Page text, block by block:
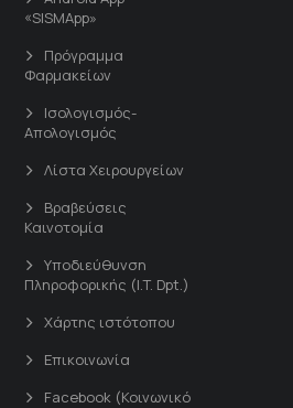
«SISMApp»
Πρόγραμμα
Φαρμακείων
Ισολογισμός-
Απολογισμός
Λίστα Χειρουργείων
Βραβεύσεις
Καινοτομία
Υποδιεύθυνση
Πληροφορικής (I.T. Dpt.)
Χάρτης ιστότοπου
Επικοινωνία
Facebook (Κοινωνικό